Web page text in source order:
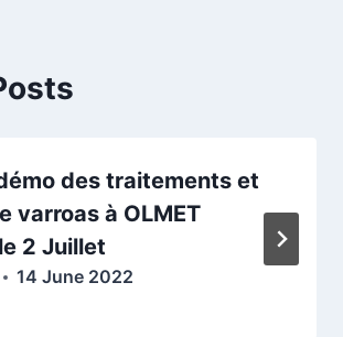
des traitements et
varroas à OLMET
2 Juillet
14 June 2022